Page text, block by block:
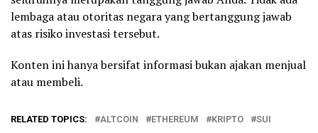
lembaga atau otoritas negara yang bertanggung jawab
atas risiko investasi tersebut.
Konten ini hanya bersifat informasi bukan ajakan menjual
atau membeli.
RELATED TOPICS: ALTCOIN ETHEREUM KRIPTO SUI